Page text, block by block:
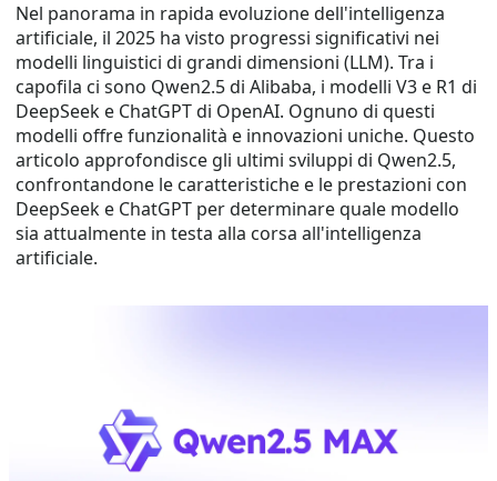
Nel panorama in rapida evoluzione dell'intelligenza
artificiale, il 2025 ha visto progressi significativi nei
modelli linguistici di grandi dimensioni (LLM). Tra i
capofila ci sono Qwen2.5 di Alibaba, i modelli V3 e R1 di
DeepSeek e ChatGPT di OpenAI. Ognuno di questi
modelli offre funzionalità e innovazioni uniche. Questo
articolo approfondisce gli ultimi sviluppi di Qwen2.5,
confrontandone le caratteristiche e le prestazioni con
DeepSeek e ChatGPT per determinare quale modello
sia attualmente in testa alla corsa all'intelligenza
artificiale.